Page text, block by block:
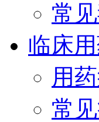
常
临床
用
常